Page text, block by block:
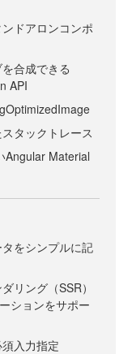
ドアロンコンポ
合成できる
API
タックトレース
Angular Material
をシンプルに記
リング（SSR）
ションをサポー
入力指定